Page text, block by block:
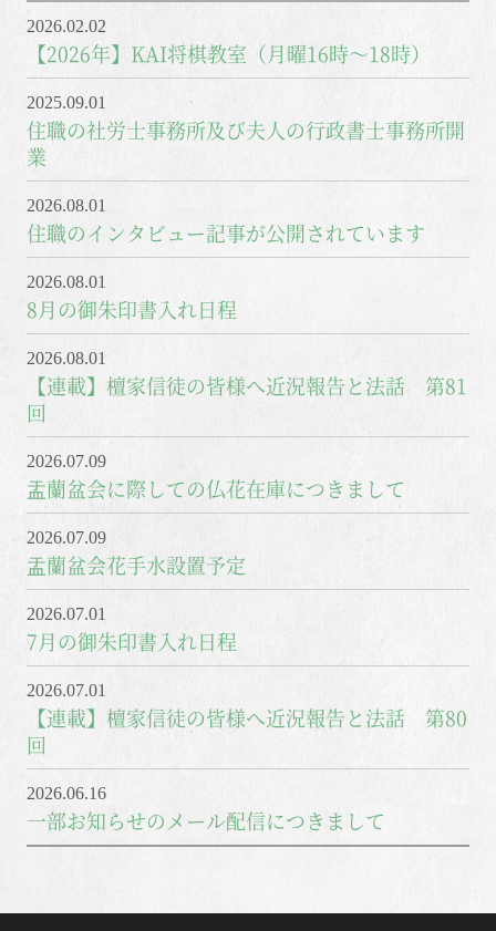
2026.02.02
【2026年】KAI将棋教室（月曜16時～18時）
2025.09.01
住職の社労士事務所及び夫人の行政書士事務所開
業
2026.08.01
住職のインタビュー記事が公開されています
2026.08.01
8月の御朱印書入れ日程
2026.08.01
【連載】檀家信徒の皆様へ近況報告と法話 第81
回
2026.07.09
盂蘭盆会に際しての仏花在庫につきまして
2026.07.09
盂蘭盆会花手水設置予定
2026.07.01
7月の御朱印書入れ日程
2026.07.01
【連載】檀家信徒の皆様へ近況報告と法話 第80
回
2026.06.16
一部お知らせのメール配信につきまして